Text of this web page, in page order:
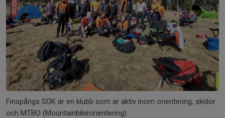
Finspångs SOK är en klubb som är aktiv inom orientering, skidor
och MTBO (Mountainbikeorientering).